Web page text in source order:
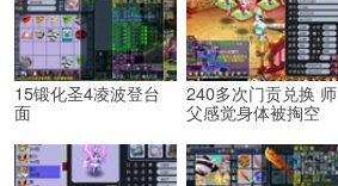
15锻化圣4凌波登台
面
240多次门贡兑换 师
父感觉身体被掏空